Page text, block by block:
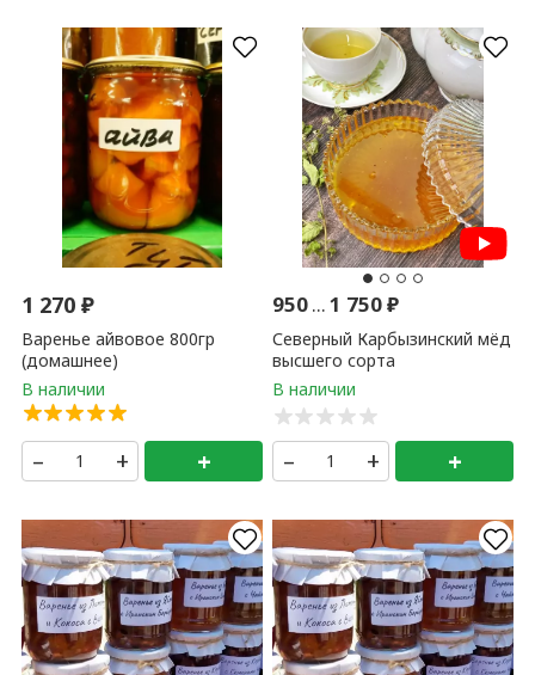
1 270₽
Варенье айвовое 800гр
(домашнее)
– + +
950...1 750₽
Северный Карбызинский мёд
высшего сорта
РАЗНОТРАВЬЕ (напрямую с
Тайги) 250 мл
– + +